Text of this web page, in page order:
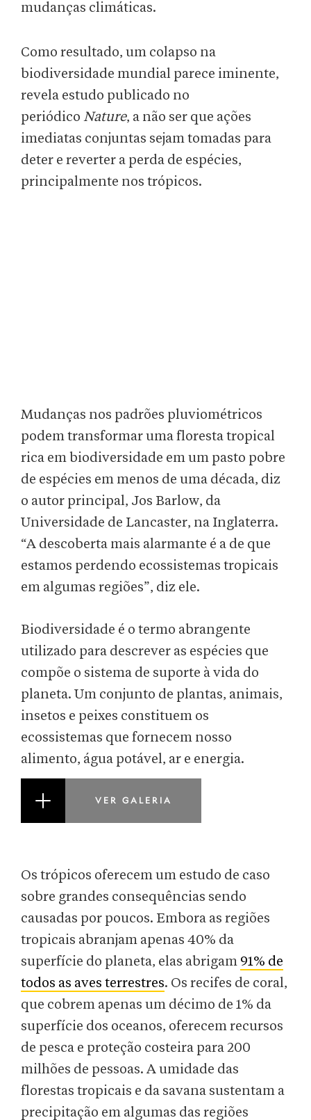
mudanças climáticas.
Como resultado, um colapso na
biodiversidade mundial parece iminente,
revela estudo publicado no
periódico Nature, a não ser que ações
imediatas conjuntas sejam tomadas para
deter e reverter a perda de espécies,
principalmente nos trópicos.
Mudanças nos padrões pluviométricos
podem transformar uma floresta tropical
rica em biodiversidade em um pasto pobre
de espécies em menos de uma década, diz
o autor principal, Jos Barlow, da
Universidade de Lancaster, na Inglaterra.
“A descoberta mais alarmante é a de que
estamos perdendo ecossistemas tropicais
em algumas regiões”, diz ele.
Biodiversidade é o termo abrangente
utilizado para descrever as espécies que
compõe o sistema de suporte à vida do
planeta. Um conjunto de plantas, animais,
insetos e peixes constituem os
ecossistemas que fornecem nosso
alimento, água potável, ar e energia.
VER GALERIA
Os trópicos oferecem um estudo de caso
sobre grandes consequências sendo
causadas por poucos. Embora as regiões
tropicais abranjam apenas 40% da
superfície do planeta, elas abrigam 91% de
todos as aves terrestres. Os recifes de coral,
que cobrem apenas um décimo de 1% da
superfície dos oceanos, oferecem recursos
de pesca e proteção costeira para 200
milhões de pessoas. A umidade das
florestas tropicais e da savana sustentam a
precipitação em algumas das regiões